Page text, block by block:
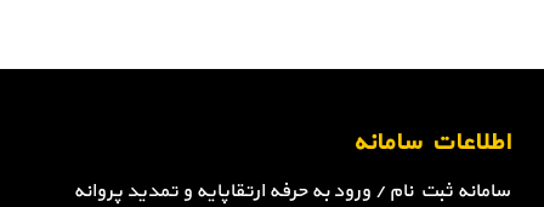
اطلاعات سامانه
سامانه ثبت نام / ورود به حرفه ارتقاپایه و تمدید پروانه